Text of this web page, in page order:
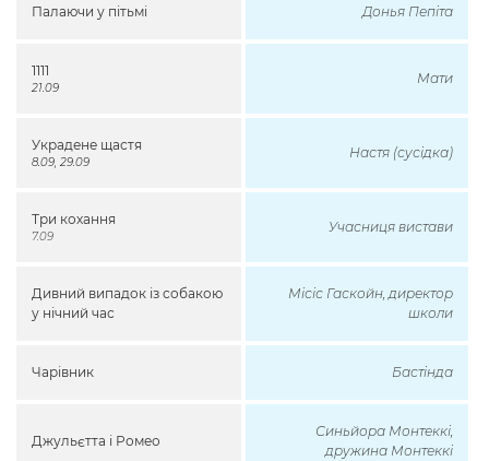
Палаючи у пітьмі Донья Пепіта
1111
21.09
Мати
Украдене щастя
8.09, 29.09
Настя (сусідка)
Три кохання
7.09
Учасниця вистави
Дивний випадок із собакою
у нічний час
Місіс Гаскойн, директор
школи
Чарівник Бастінда
Джульєтта і Ромео
Синьйора Монтеккі,
дружина Монтеккі